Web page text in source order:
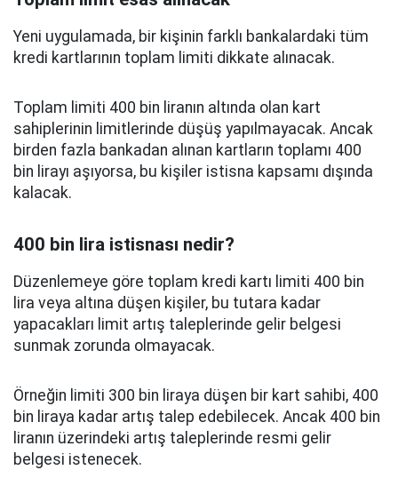
Yeni uygulamada, bir kişinin farklı bankalardaki tüm
kredi kartlarının toplam limiti dikkate alınacak.
Toplam limiti 400 bin liranın altında olan kart
sahiplerinin limitlerinde düşüş yapılmayacak. Ancak
birden fazla bankadan alınan kartların toplamı 400
bin lirayı aşıyorsa, bu kişiler istisna kapsamı dışında
kalacak.
400 bin lira istisnası nedir?
Düzenlemeye göre toplam kredi kartı limiti 400 bin
lira veya altına düşen kişiler, bu tutara kadar
yapacakları limit artış taleplerinde gelir belgesi
sunmak zorunda olmayacak.
Örneğin limiti 300 bin liraya düşen bir kart sahibi, 400
bin liraya kadar artış talep edebilecek. Ancak 400 bin
liranın üzerindeki artış taleplerinde resmi gelir
belgesi istenecek.